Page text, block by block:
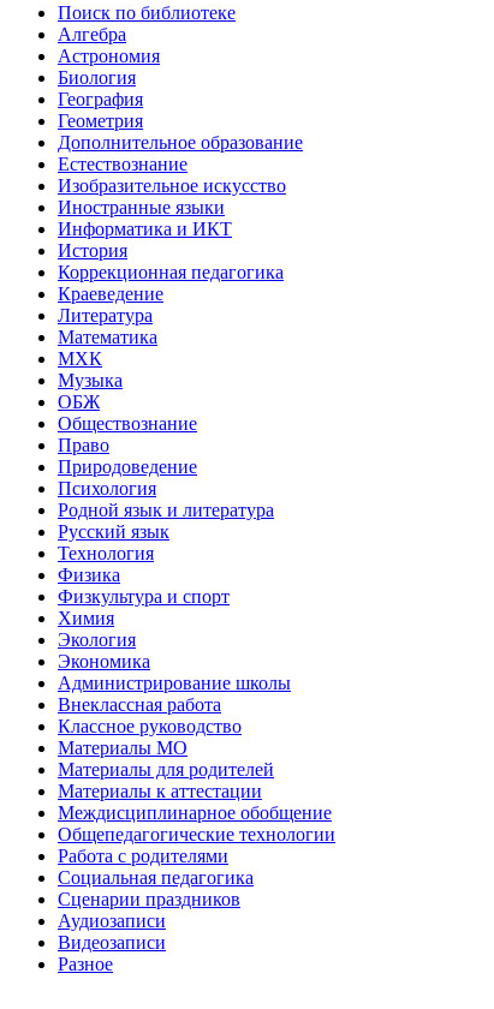
Поиск по библиотеке
Алгебра
Астрономия
Биология
География
Геометрия
Дополнительное образование
Естествознание
Изобразительное искусство
Иностранные языки
Информатика и ИКТ
История
Коррекционная педагогика
Краеведение
Литература
Математика
МХК
Музыка
ОБЖ
Обществознание
Право
Природоведение
Психология
Родной язык и литература
Русский язык
Технология
Физика
Физкультура и спорт
Химия
Экология
Экономика
Администрирование школы
Внеклассная работа
Классное руководство
Материалы МО
Материалы для родителей
Материалы к аттестации
Междисциплинарное обобщение
Общепедагогические технологии
Работа с родителями
Социальная педагогика
Сценарии праздников
Аудиозаписи
Видеозаписи
Разное